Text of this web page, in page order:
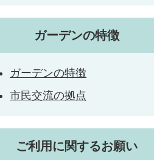
ガーデンの特徴
ガーデンの特徴
市民交流の拠点
ご利用に関するお願い